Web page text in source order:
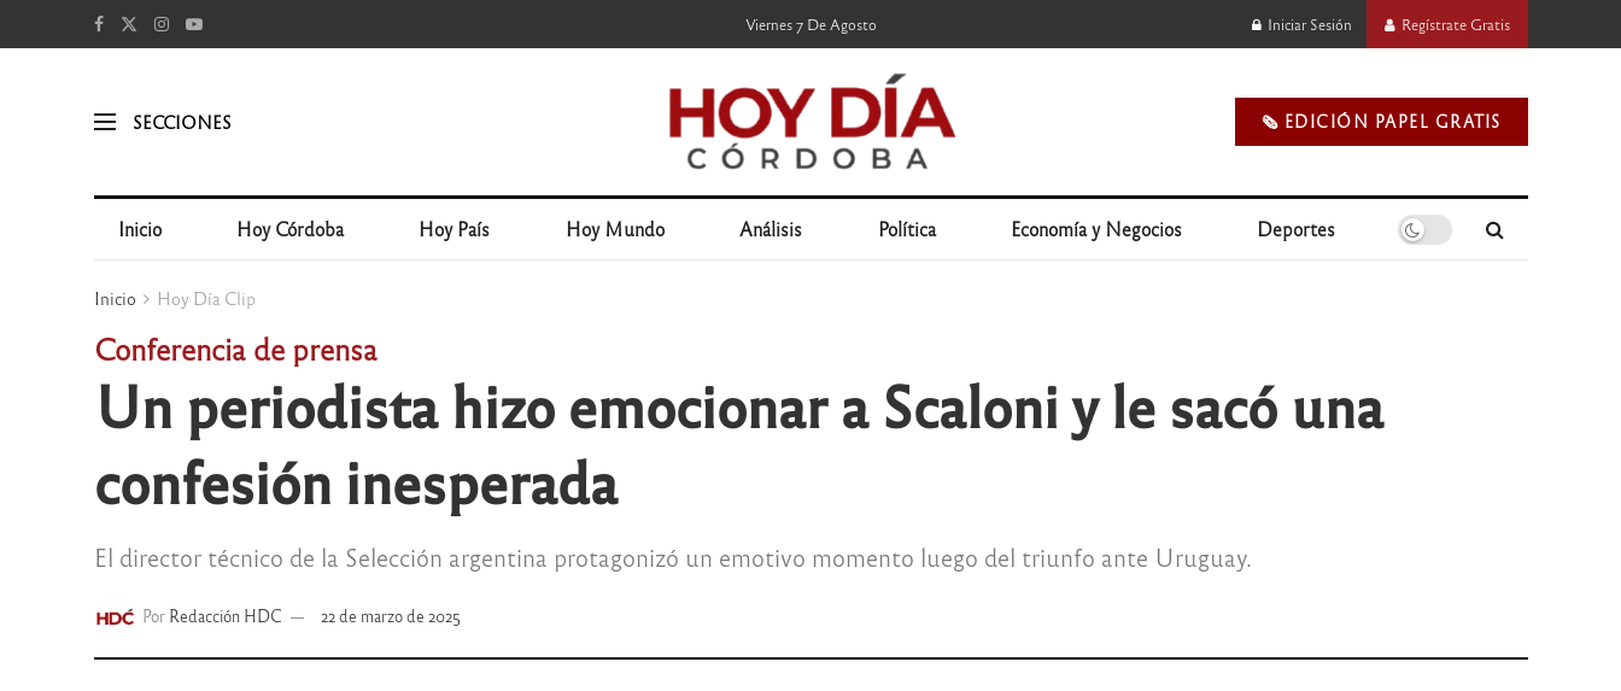
Viernes 7 De Agosto Iniciar Sesión Regístrate Gratis
SECCIONES 🗞️ EDICIÓN PAPEL GRATIS
Inicio Hoy Córdoba Hoy País Hoy Mundo Análisis Política Economía y Negocios Deportes
Inicio Hoy Día Clip
Conferencia de prensa
Un periodista hizo emocionar a Scaloni y le sacó una
confesión inesperada
El director técnico de la Selección argentina protagonizó un emotivo momento luego del triunfo ante Uruguay.
Por Redacción HDC 22 de marzo de 2025